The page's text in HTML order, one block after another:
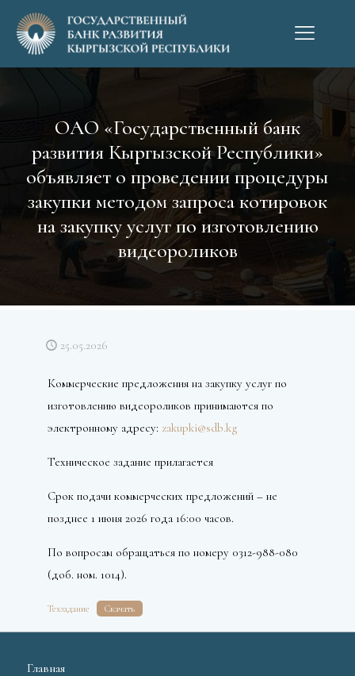
ОАО «Государственный банк
развития Кыргызской Республики»
объявляет о проведении процедуры
закупки методом запроса котировок
на закупку услуг по изготовлению
видеороликов
25.05.2026
Коммерческие предложения на закупку услуг по
изготовлению видеороликов принимаются по
электронному адресу: zakupki@sdb.kg
Техническое задание прилагается
Срок подачи коммерческих предложений – не
позднее 1 июня 2026 года 16:00 часов.
По вопросам обращаться по номеру 0312-988-080
(доб. ном. 1014).
Техзадание Скачать
Главная